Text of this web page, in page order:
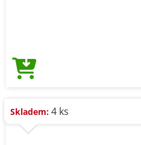
Skladem: 4 ks